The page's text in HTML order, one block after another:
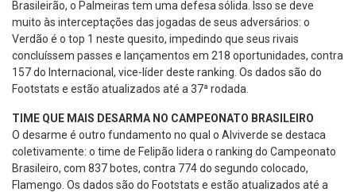
Brasileirão, o Palmeiras tem uma defesa sólida. Isso se deve
muito às interceptações das jogadas de seus adversários: o
Verdão é o top 1 neste quesito, impedindo que seus rivais
concluíssem passes e lançamentos em 218 oportunidades, contra
157 do Internacional, vice-líder deste ranking. Os dados são do
Footstats e estão atualizados até a 37ª rodada.
TIME QUE MAIS DESARMA NO CAMPEONATO BRASILEIRO
O desarme é outro fundamento no qual o Alviverde se destaca
coletivamente: o time de Felipão lidera o ranking do Campeonato
Brasileiro, com 837 botes, contra 774 do segundo colocado,
Flamengo. Os dados são do Footstats e estão atualizados até a